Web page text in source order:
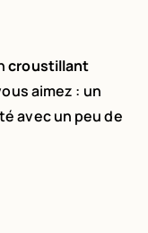
croustillant
aimez : un
avec un peu de